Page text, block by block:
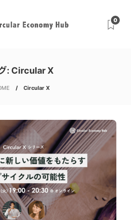
0
: Circular X
Circular X